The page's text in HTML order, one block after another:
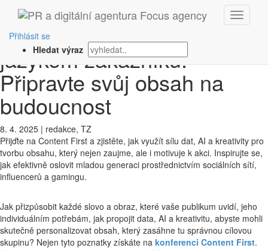
Přihlásit se
Hledat výraz
‹ Zpět
Když data a AI mluví
jazykem zákazníků.
Připravte svůj obsah na
budoucnost
8. 4. 2025 | redakce, TZ
Přijďte na Content First a zjistěte, jak využít sílu dat, AI a kreativity pro
tvorbu obsahu, který nejen zaujme, ale i motivuje k akci. Inspirujte se,
jak efektivně oslovit mladou generaci prostřednictvím sociálních sítí,
influencerů a gamingu.
Jak přizpůsobit každé slovo a obraz, které vaše publikum uvidí, jeho
individuálním potřebám, jak propojit data, AI a kreativitu, abyste mohli
skutečně personalizovat obsah, který zasáhne tu správnou cílovou
skupinu? Nejen tyto poznatky získáte na konferenci Content First.